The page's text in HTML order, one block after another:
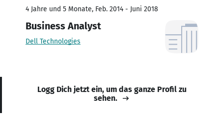
4 Jahre und 5 Monate, Feb. 2014 - Juni 2018
Business Analyst
Dell Technologies
Logg Dich jetzt ein, um das ganze Profil zu
sehen.